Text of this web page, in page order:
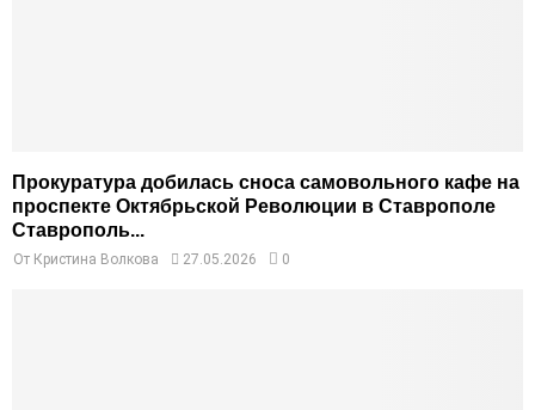
Прокуратура добилась сноса самовольного кафе на
проспекте Октябрьской Революции в Ставрополе
Ставрополь...
От Кристина Волкова 27.05.2026 0